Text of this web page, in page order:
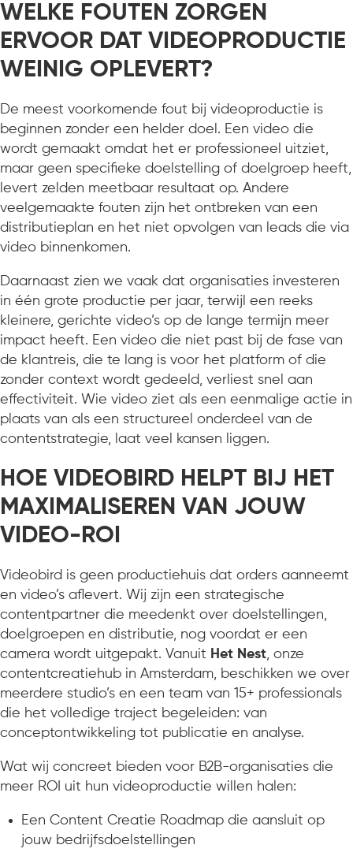
WELKE FOUTEN ZORGEN
ERVOOR DAT VIDEOPRODUCTIE
WEINIG OPLEVERT?
De meest voorkomende fout bij videoproductie is
beginnen zonder een helder doel. Een video die
wordt gemaakt omdat het er professioneel uitziet,
maar geen specifieke doelstelling of doelgroep heeft,
levert zelden meetbaar resultaat op. Andere
veelgemaakte fouten zijn het ontbreken van een
distributieplan en het niet opvolgen van leads die via
video binnenkomen.
Daarnaast zien we vaak dat organisaties investeren
in één grote productie per jaar, terwijl een reeks
kleinere, gerichte video’s op de lange termijn meer
impact heeft. Een video die niet past bij de fase van
de klantreis, die te lang is voor het platform of die
zonder context wordt gedeeld, verliest snel aan
effectiviteit. Wie video ziet als een eenmalige actie in
plaats van als een structureel onderdeel van de
contentstrategie, laat veel kansen liggen.
HOE VIDEOBIRD HELPT BIJ HET
MAXIMALISEREN VAN JOUW
VIDEO-ROI
Videobird is geen productiehuis dat orders aanneemt
en video’s aflevert. Wij zijn een strategische
contentpartner die meedenkt over doelstellingen,
doelgroepen en distributie, nog voordat er een
camera wordt uitgepakt. Vanuit Het Nest, onze
contentcreatiehub in Amsterdam, beschikken we over
meerdere studio’s en een team van 15+ professionals
die het volledige traject begeleiden: van
conceptontwikkeling tot publicatie en analyse.
Wat wij concreet bieden voor B2B-organisaties die
meer ROI uit hun videoproductie willen halen:
Een Content Creatie Roadmap die aansluit op
jouw bedrijfsdoelstellingen